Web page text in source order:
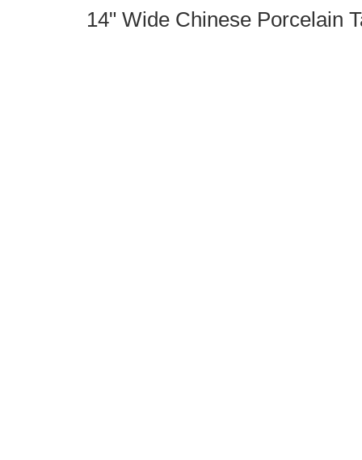
14" Wide Chinese Porcelain